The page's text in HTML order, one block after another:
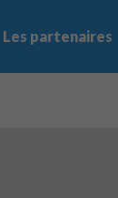
Les partenaires